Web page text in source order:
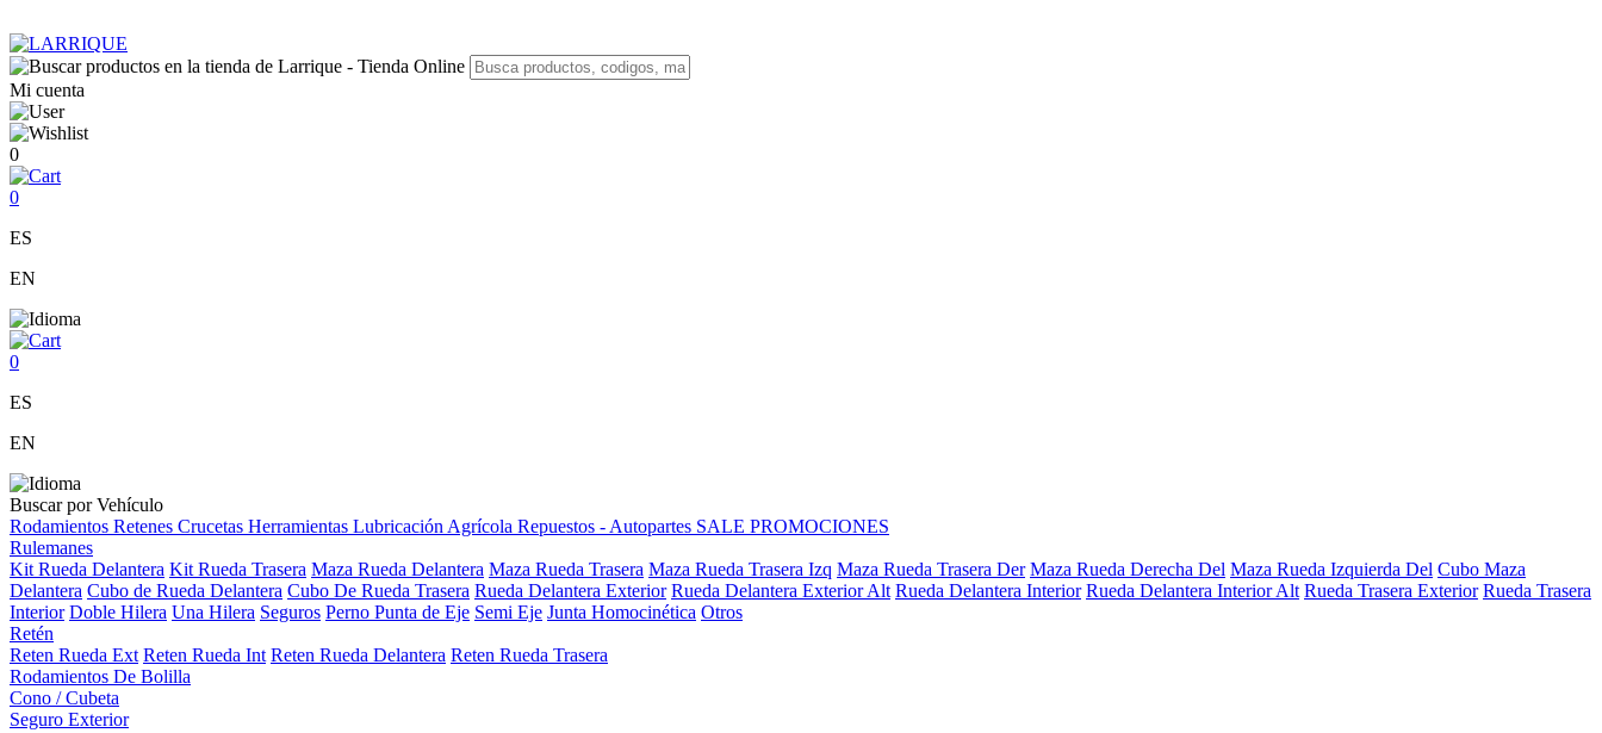
Mi cuenta
0
0
ES
EN
0
ES
EN
Buscar por Vehículo
Rodamientos Retenes Crucetas Herramientas Lubricación Agrícola Repuestos - Autopartes SALE PROMOCIONES
Rulemanes
Kit Rueda Delantera Kit Rueda Trasera Maza Rueda Delantera Maza Rueda Trasera Maza Rueda Trasera Izq Maza Rueda Trasera Der Maza Rueda Derecha Del Maza Rueda Izquierda Del Cubo Maza
Delantera Cubo de Rueda Delantera Cubo De Rueda Trasera Rueda Delantera Exterior Rueda Delantera Exterior Alt Rueda Delantera Interior Rueda Delantera Interior Alt Rueda Trasera Exterior Rueda Trasera
Interior Doble Hilera Una Hilera Seguros Perno Punta de Eje Semi Eje Junta Homocinética Otros
Retén
Reten Rueda Ext Reten Rueda Int Reten Rueda Delantera Reten Rueda Trasera
Rodamientos De Bolilla
Cono / Cubeta
Seguro Exterior